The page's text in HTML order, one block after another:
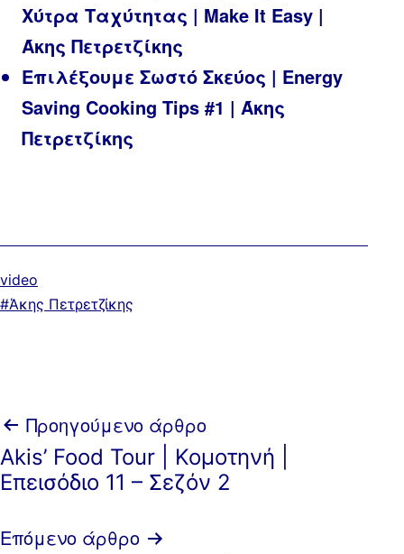
Χύτρα Ταχύτητας | Make It Easy |
Άκης Πετρετζίκης
Επιλέξουμε Σωστό Σκεύος | Energy
Saving Cooking Tips #1 | Άκης
Πετρετζίκης
Κατηγοριοποιημένα
ως
video
ΜεΆκης Πετρετζίκης
Πλοήγηση
άρθρων
Προηγούμενο άρθρο
Akis’ Food Tour | Κομοτηνή |
Επεισόδιο 11 – Σεζόν 2
Επόμενο άρθρο